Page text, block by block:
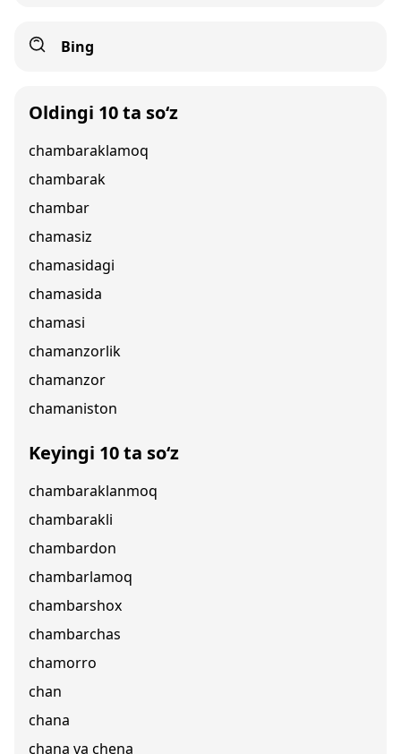
Bing
Oldingi 10 ta so‘z
chambaraklamoq
chambarak
chambar
chamasiz
chamasidagi
chamasida
chamasi
chamanzorlik
chamanzor
chamaniston
Keyingi 10 ta so‘z
chambaraklanmoq
chambarakli
chambardon
chambarlamoq
chambarshox
chambarchas
chamorro
chan
chana
chana va chena